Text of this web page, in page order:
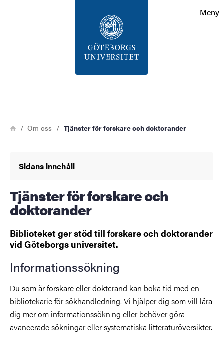
Meny
Länkstig
HemOm oss Tjänster för forskare och doktorander
Sidans innehåll
Tjänster för forskare och
doktorander
Biblioteket ger stöd till forskare och doktorander
vid Göteborgs universitet.
Informationssökning
Du som är forskare eller doktorand kan boka tid med en
bibliotekarie för sökhandledning. Vi hjälper dig som vill lära
dig mer om informationssökning eller behöver göra
avancerade sökningar eller systematiska litteraturöversikter.